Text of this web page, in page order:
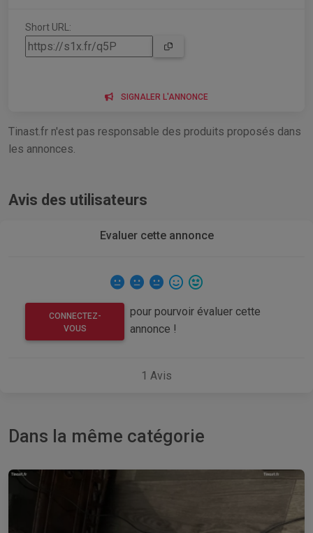
Short URL:
SIGNALER L'ANNONCE
Tinast.fr n'est pas responsable des produits proposés dans
les annonces.
Avis des utilisateurs
Evaluer cette annonce
CONNECTEZ-
VOUS
pour pourvoir évaluer cette
annonce !
1 Avis
Dans la même catégorie